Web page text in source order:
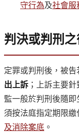
守行為及社會服
判決或判刑之
定罪或判刑後，被
出上訴 ；上訴主要
監一般於判刑後隨即
須按法庭指定期限
及消除案底 。